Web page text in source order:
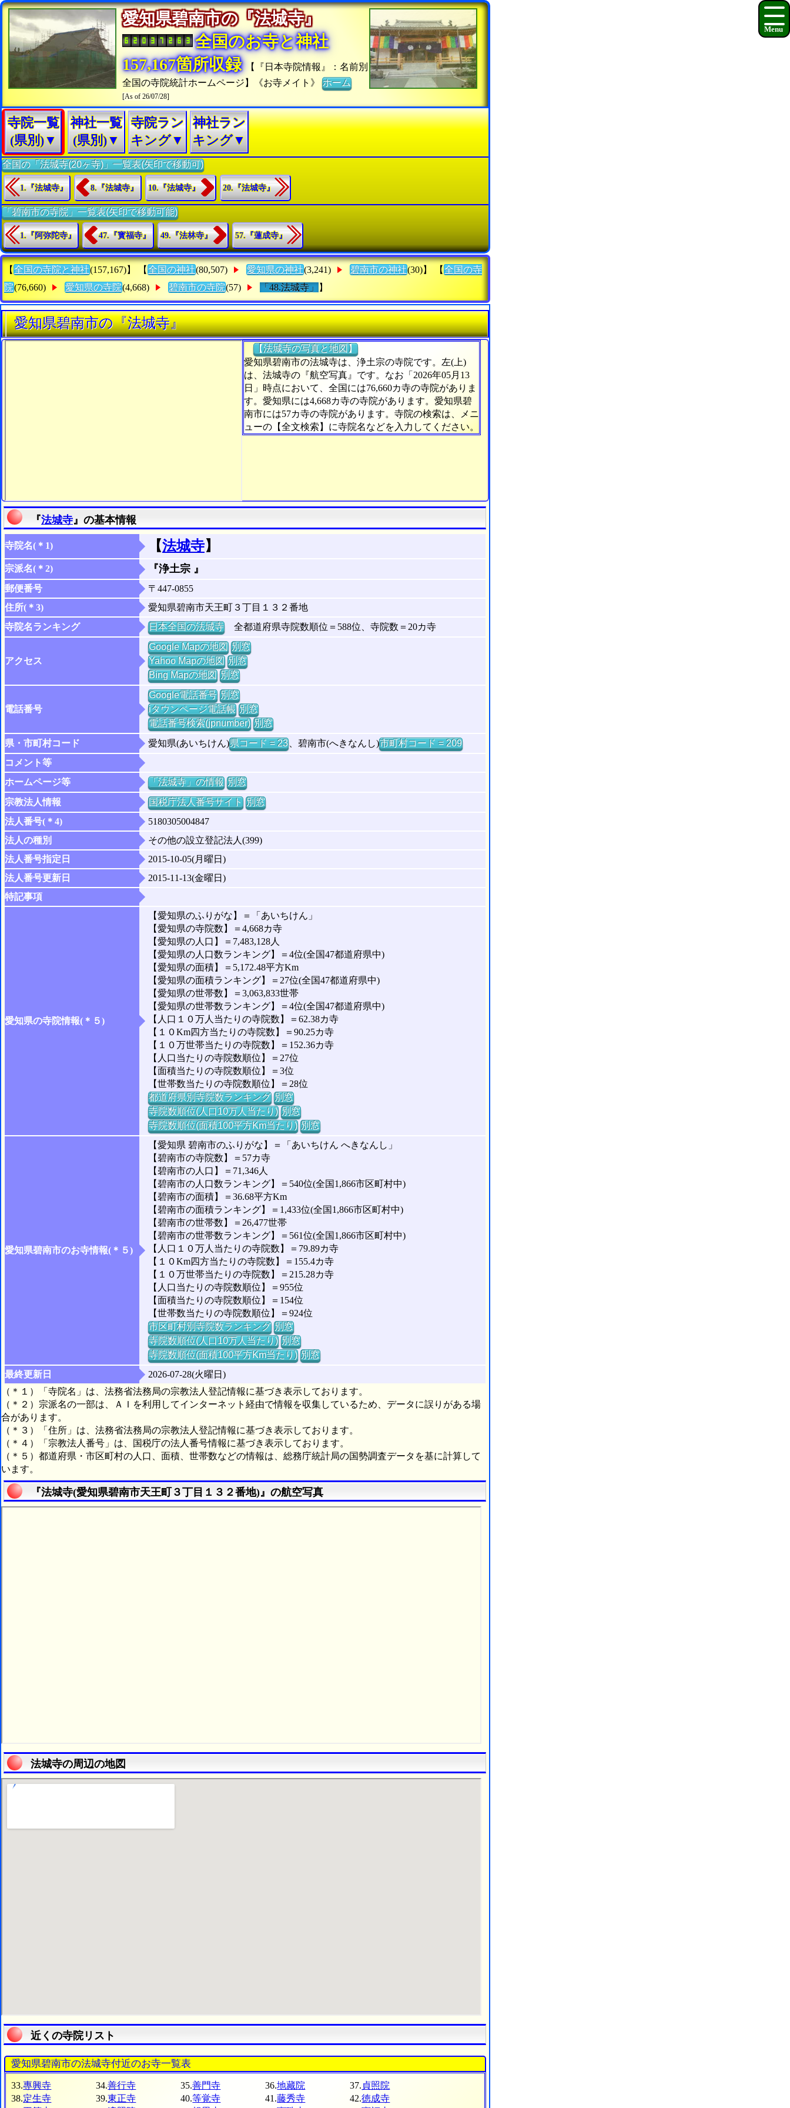
愛知県碧南市の『法城寺』
全国のお寺と神社
157,167箇所収録
【『日本寺院情報』：名前別
全国の寺院統計ホームページ】《お寺メイト》ホーム
[As of 26/07/28]
寺院一覧
(県別)▼
神社一覧
(県別)▼
寺院ラン
キング▼
神社ラン
キング▼
全国の「法城寺(20ヶ寺)」一覧表(矢印で移動可)
1.『法城寺』 8.『法城寺』 10.『法城寺』 20.『法城寺』
「碧南市の寺院」一覧表(矢印で移動可能)
1.『阿弥陀寺』 47.『寳福寺』 49.『法林寺』 57.『蓮成寺』
【 全国の寺院と神社(157,167)】 【 全国の神社(80,507) 愛知県の神社(3,241) 碧南市の神社(30)】 【 全国の寺
院(76,660) 愛知県の寺院(4,668) 碧南市の寺院(57) 「48.法城寺」 】
愛知県碧南市の『法城寺』
【法城寺の写真と地図】
愛知県碧南市の法城寺は、浄土宗の寺院です。左(上)
は、法城寺の『航空写真』です。なお「2026年05月13
日」時点において、全国には76,660カ寺の寺院がありま
す。愛知県には4,668カ寺の寺院があります。愛知県碧
南市には57カ寺の寺院があります。寺院の検索は、メニ
ューの【全文検索】に寺院名などを入力してください。
『法城寺』の基本情報
寺院名(＊1) 【法城寺】
宗派名(＊2) 『浄土宗 』
郵便番号
〒447-0855
住所(＊3)
愛知県碧南市天王町３丁目１３２番地
寺院名ランキング
日本全国の法城寺全都道府県寺院数順位＝588位、寺院数＝20カ寺
アクセス
Google Mapの地図 別窓
Yahoo Mapの地図 別窓
Bing Mapの地図 別窓
電話番号
Google電話番号 別窓
iタウンページ電話帳 別窓
電話番号検索(jpnumber) 別窓
県・市町村コード
愛知県(あいちけん)県コード = 23、碧南市(へきなんし)市町村コード = 209
コメント等
ホームページ等
「法城寺」の情報 別窓
宗教法人情報
国税庁法人番号サイト 別窓
法人番号(＊4)
5180305004847
法人の種別
その他の設立登記法人(399)
法人番号指定日
2015-10-05(月曜日)
法人番号更新日
2015-11-13(金曜日)
特記事項
愛知県の寺院情報(＊５)
【愛知県のふりがな】＝「あいちけん」
【愛知県の寺院数】＝4,668カ寺
【愛知県の人口】＝7,483,128人
【愛知県の人口数ランキング】＝4位(全国47都道府県中)
【愛知県の面積】＝5,172.48平方Km
【愛知県の面積ランキング】＝27位(全国47都道府県中)
【愛知県の世帯数】＝3,063,833世帯
【愛知県の世帯数ランキング】＝4位(全国47都道府県中)
【人口１０万人当たりの寺院数】＝62.38カ寺
【１０Km四方当たりの寺院数】＝90.25カ寺
【１０万世帯当たりの寺院数】＝152.36カ寺
【人口当たりの寺院数順位】＝27位
【面積当たりの寺院数順位】＝3位
【世帯数当たりの寺院数順位】＝28位
都道府県別寺院数ランキング 別窓
寺院数順位(人口10万人当たり) 別窓
寺院数順位(面積100平方Km当たり) 別窓
愛知県碧南市のお寺情報(＊５)
【愛知県 碧南市のふりがな】＝「あいちけん へきなんし」
【碧南市の寺院数】＝57カ寺
【碧南市の人口】＝71,346人
【碧南市の人口数ランキング】＝540位(全国1,866市区町村中)
【碧南市の面積】＝36.68平方Km
【碧南市の面積ランキング】＝1,433位(全国1,866市区町村中)
【碧南市の世帯数】＝26,477世帯
【碧南市の世帯数ランキング】＝561位(全国1,866市区町村中)
【人口１０万人当たりの寺院数】＝79.89カ寺
【１０Km四方当たりの寺院数】＝155.4カ寺
【１０万世帯当たりの寺院数】＝215.28カ寺
【人口当たりの寺院数順位】＝955位
【面積当たりの寺院数順位】＝154位
【世帯数当たりの寺院数順位】＝924位
市区町村別寺院数ランキング 別窓
寺院数順位(人口10万人当たり) 別窓
寺院数順位(面積100平方Km当たり) 別窓
最終更新日
2026-07-28(火曜日)
（＊１）「寺院名」は、法務省法務局の宗教法人登記情報に基づき表示しております。
（＊２）宗派名の一部は、ＡＩを利用してインターネット経由で情報を収集しているため、データに誤りがある場
合があります。
（＊３）「住所」は、法務省法務局の宗教法人登記情報に基づき表示しております。
（＊４）「宗教法人番号」は、国税庁の法人番号情報に基づき表示しております。
（＊５）都道府県・市区町村の人口、面積、世帯数などの情報は、総務庁統計局の国勢調査データを基に計算して
います。
『法城寺(愛知県碧南市天王町３丁目１３２番地)』の航空写真
法城寺の周辺の地図
近くの寺院リスト
愛知県碧南市の法城寺付近のお寺一覧表
33.專興寺 34.善行寺 35.善門寺 36.地藏院 37. 貞照院
38.定生寺 39.東正寺 40.等覚寺 41.藤秀寺 42.徳成寺